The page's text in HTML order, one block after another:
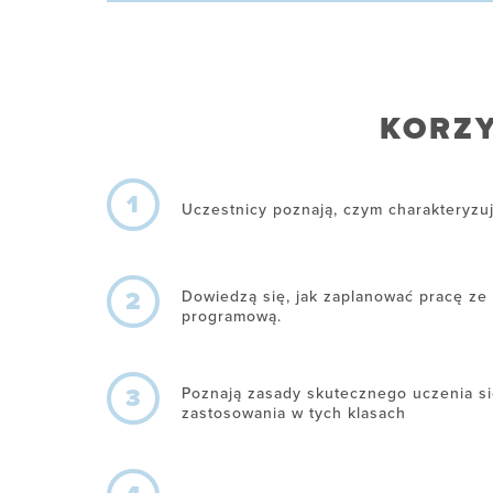
1 Uczestnicy poznają, czym
2
Dowiedzą się, jak zaplanować pracę
programową.
3
Poznają zasady skutecznego uczenia
zastosowania w tych klasach